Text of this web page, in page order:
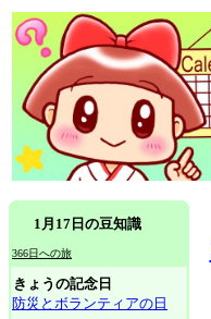
1月17日の豆知識
366日への旅
きょうの記念日
防災とボランティアの日